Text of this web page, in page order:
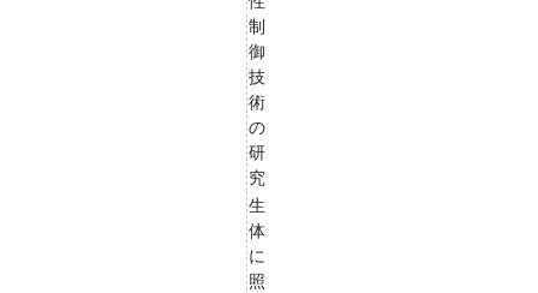
制
御
技
術
の
研
究
生
体
に
照